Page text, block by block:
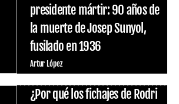
presidente mártir: 90 años de
la muerte de Josep Sunyol,
fusilado en 1936
Artur López
¿Por qué los fichajes de Rodri